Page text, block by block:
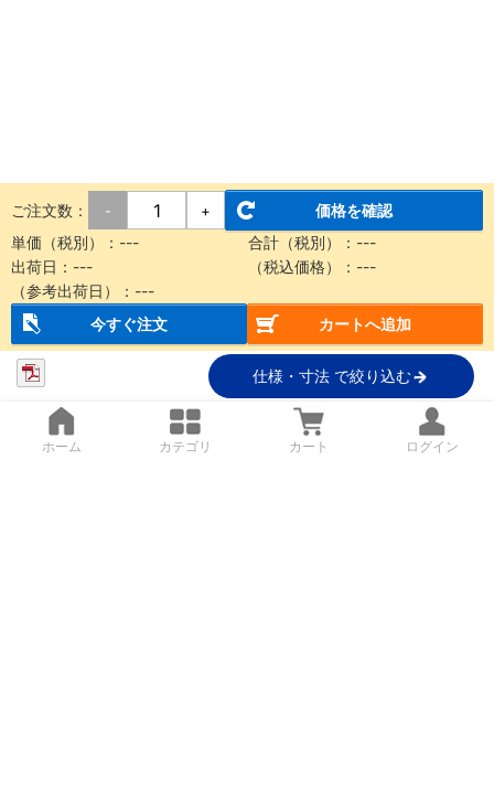
ご注文数： - +
価格を確認
単価（税別）：---
合計（税別）：---
出荷日：---
（税込価格）：---
（参考出荷日）：---
今すぐ注文
カートへ追加
仕様・寸法 で絞り込む
ホーム カテゴリ カート ログイン